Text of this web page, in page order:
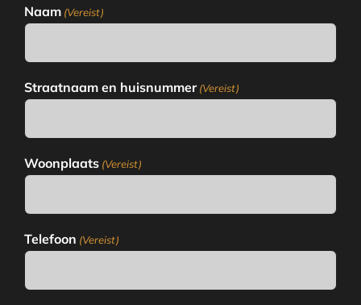
Naam (Vereist)
Straatnaam en huisnummer (Vereist)
Woonplaats (Vereist)
Telefoon (Vereist)